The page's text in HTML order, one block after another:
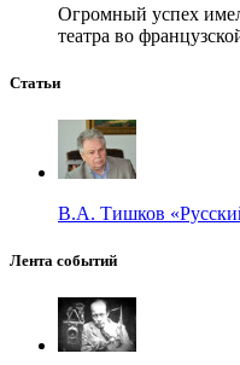
Огромный успех
театра во
Статьи
В.А. Тишков
Лента событий